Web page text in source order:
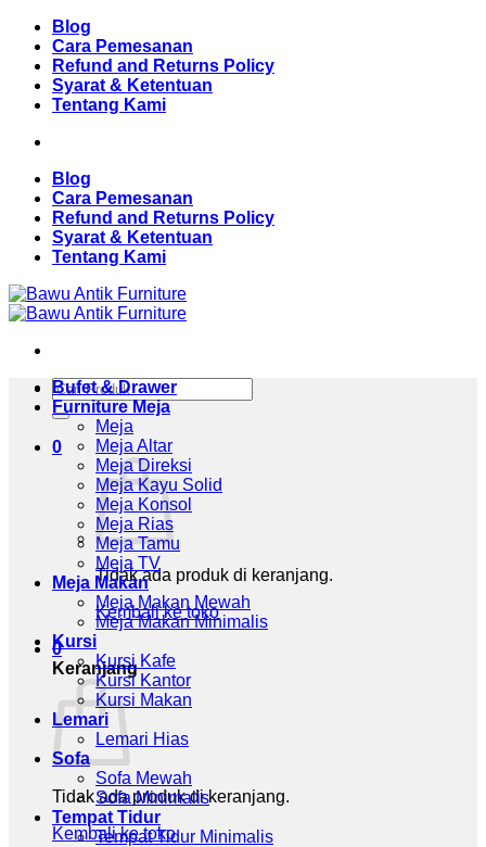
Skip
content
Blog
Cara Pemesanan
Refund and Returns Policy
Syarat & Ketentuan
Tentang Kami
Blog
Cara Pemesanan
Refund and Returns Policy
Syarat & Ketentuan
Tentang Kami
Pencarian
untuk:
0
Tidak ada produk di keranjang.
Kembali ke toko
0
Keranjang
Tidak ada produk di keranjang.
Kembali ke toko
Bufet & Drawer
Furniture Meja
Meja
Meja Altar
Meja Direksi
Meja Kayu Solid
Meja Konsol
Meja Rias
Meja Tamu
Meja TV
Meja Makan
Meja Makan Mewah
Meja Makan Minimalis
Kursi
Kursi Kafe
Kursi Kantor
Kursi Makan
Lemari
Lemari Hias
Sofa
Sofa Mewah
Sofa Minimalis
Tempat Tidur
Tempat Tidur Minimalis